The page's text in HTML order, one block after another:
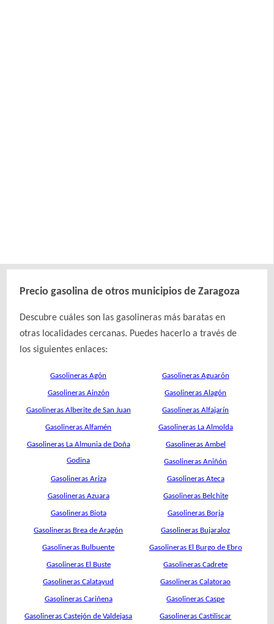
Precio gasolina de otros municipios de Zaragoza
Descubre cuáles son las gasolineras más baratas en
otras localidades cercanas. Puedes hacerlo a través de
los siguientes enlaces:
Gasolineras Agón Gasolineras Aguarón
Gasolineras Ainzón Gasolineras Alagón
Gasolineras Alberite de San Juan Gasolineras Alfajarín
Gasolineras Alfamén Gasolineras La Almolda
Gasolineras La Almunia de Doña
Godina
Gasolineras Ambel
Gasolineras Aniñón
Gasolineras Ariza Gasolineras Ateca
Gasolineras Azuara Gasolineras Belchite
Gasolineras Biota Gasolineras Borja
Gasolineras Brea de Aragón Gasolineras Bujaraloz
Gasolineras Bulbuente Gasolineras El Burgo de Ebro
Gasolineras El Buste Gasolineras Cadrete
Gasolineras Calatayud Gasolineras Calatorao
Gasolineras Cariñena Gasolineras Caspe
Gasolineras Castejón de Valdejasa Gasolineras Castiliscar